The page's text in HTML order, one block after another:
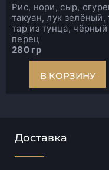
Рис, нори, сыр,
такуан, лук зелёный,
тар из тунца, чёрный
перец
280 гр
В КОРЗИНУ
Доставка